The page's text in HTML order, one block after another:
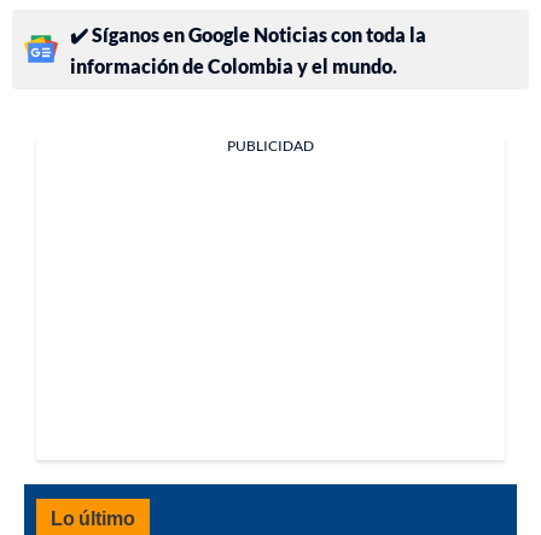
✔️ Síganos en Google Noticias con toda la
información de Colombia y el mundo.
PUBLICIDAD
Lo último